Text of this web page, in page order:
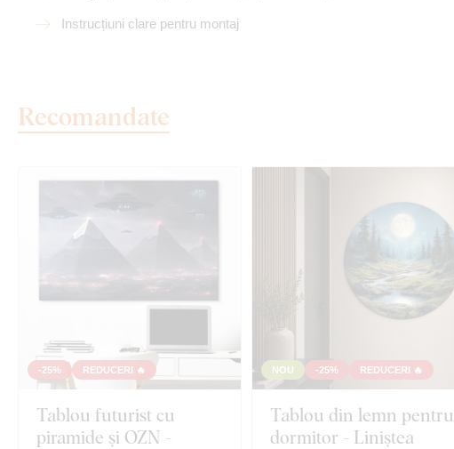
Instrucțiuni clare pentru montaj
Recomandate
-25% REDUCERI 🔥
Tablou futurist cu
piramide și OZN -
NOU -25% REDUCERI 🔥
Tablou din lemn pentru
dormitor - Liniștea